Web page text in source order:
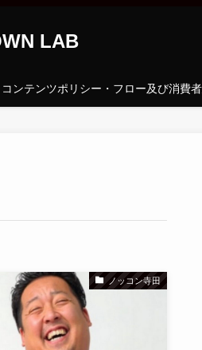
LAB
コンテンツポリシー・フロー及び消費
ノッコン寺田